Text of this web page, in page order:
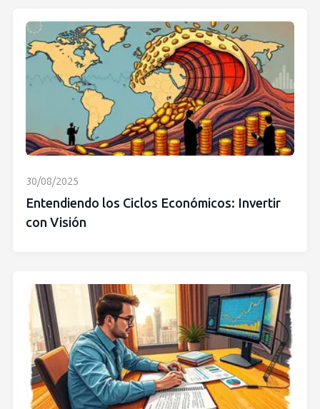
30/08/2025
Entendiendo los Ciclos Económicos: Invertir
con Visión